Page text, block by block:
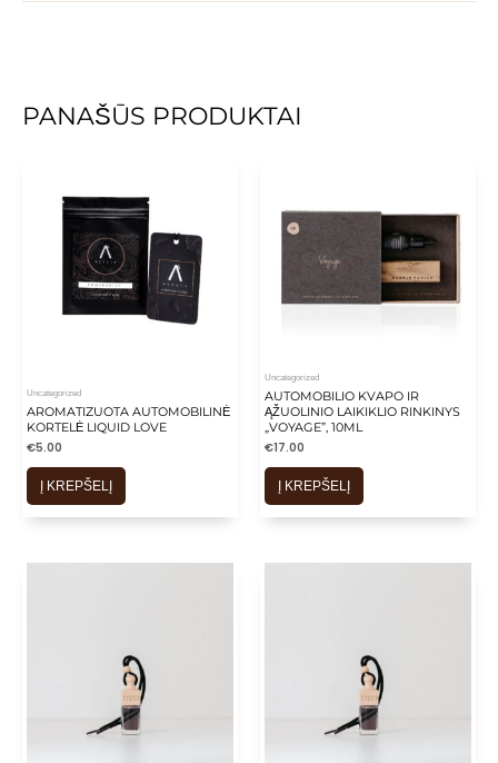
PANAŠŪS PRODUKTAI
Uncategorized
AROMATIZUOTA AUTOMOBILINĖ
KORTELĖ LIQUID LOVE
€5.00
Į KREPŠELĮ
Uncategorized
AUTOMOBILIO KVAPO IR
ĄŽUOLINIO LAIKIKLIO RINKINYS
„VOYAGE”, 10ML
€17.00
Į KREPŠELĮ